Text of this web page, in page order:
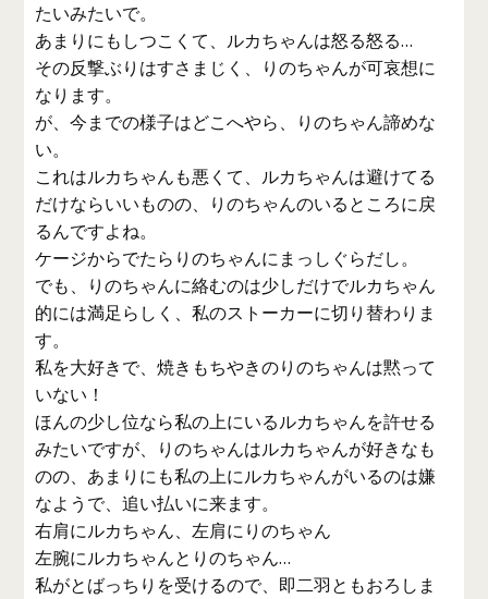
たいみたいで。
あまりにもしつこくて、ルカちゃんは怒る怒る…
その反撃ぶりはすさまじく、りのちゃんが可哀想に
なります。
が、今までの様子はどこへやら、りのちゃん諦めな
い。
これはルカちゃんも悪くて、ルカちゃんは避けてる
だけならいいものの、りのちゃんのいるところに戻
るんですよね。
ケージからでたらりのちゃんにまっしぐらだし。
でも、りのちゃんに絡むのは少しだけでルカちゃん
的には満足らしく、私のストーカーに切り替わりま
す。
私を大好きで、焼きもちやきのりのちゃんは黙って
いない！
ほんの少し位なら私の上にいるルカちゃんを許せる
みたいですが、りのちゃんはルカちゃんが好きなも
のの、あまりにも私の上にルカちゃんがいるのは嫌
なようで、追い払いに来ます。
右肩にルカちゃん、左肩にりのちゃん
左腕にルカちゃんとりのちゃん…
私がとばっちりを受けるので、即二羽ともおろしま